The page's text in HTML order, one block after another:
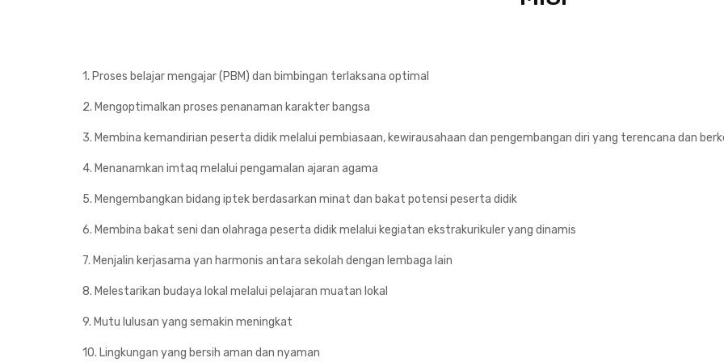
1. Proses belajar mengajar (PBM) dan bimbingan terlaksana optimal
2. Mengoptimalkan proses penanaman karakter bangsa
3. Membina kemandirian peserta didik melalui pembiasaan, kewirausahaan dan pengembangan diri yang terencana dan
4. Menanamkan imtaq melalui pengamalan ajaran agama
5. Mengembangkan bidang iptek berdasarkan minat dan bakat potensi peserta didik
6. Membina bakat seni dan olahraga peserta didik melalui kegiatan ekstrakurikuler yang dinamis
7. Menjalin kerjasama yan harmonis antara sekolah dengan lembaga lain
8. Melestarikan budaya lokal melalui pelajaran muatan lokal
9. Mutu lulusan yang semakin meningkat
10. Lingkungan yang bersih aman dan nyaman